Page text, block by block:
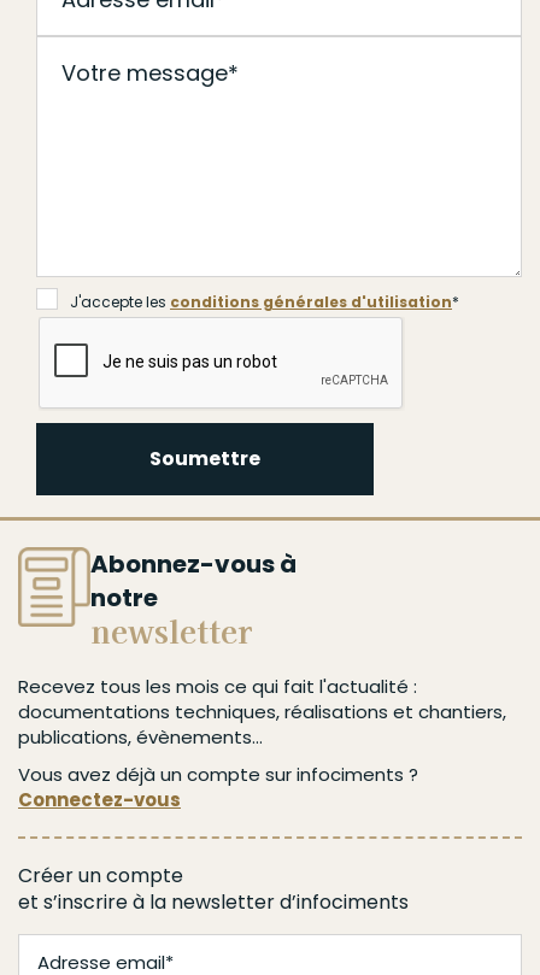
J'accepte les conditions générales d'utilisation*
Soumettre
Abonnez-vous à
notre
newsletter
Recevez tous les mois ce qui fait l'actualité :
documentations techniques, réalisations et chantiers,
publications, évènements...
Vous avez déjà un compte sur infociments ?
Connectez-vous
Créer un compte
et s’inscrire à la newsletter d’infociments